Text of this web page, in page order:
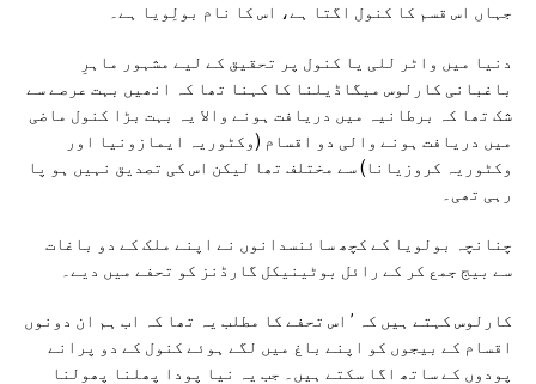
جہاں اس قسم کا کنول اگتا ہے، اس کا نام بولِویا ہے۔
دنیا میں واٹر للی یا کنول پر تحقیق کے لیے مشہور ماہرِ
باغبانی کارلوس میگاڈیلنا کا کہنا تھا کہ انھیں بہت عرصے سے
شک تھا کہ برطانیہ میں دریافت ہونے والا یہ بہت بڑا کنول ماضی
میں دریافت ہونے والی دو اقسام (وکٹوریہ ایمازونیا اور
وکٹوریہ کروزیانا) سے مختلف تھا لیکن اس کی تصدیق نہیں ہو پا
رہی تھی۔
چنانچہ بولویا کے کچھ سائنسدانوں نے اپنے ملک کے دو باغات
سے بیج جمع کر کے رائل بوٹینیکل گارڈنز کو تحفے میں دیے۔
کارلوس کہتے ہیں کہ ’ اس تحفے کا مطلب یہ تھا کہ اب ہم ان دونوں
اقسام کے بیجوں کو اپنے باغ میں لگے ہوئے کنول کے دو پرانے
پودوں کے ساتھ اگا سکتے ہیں۔ جب یہ نیا پودا پھلنا پھولنا